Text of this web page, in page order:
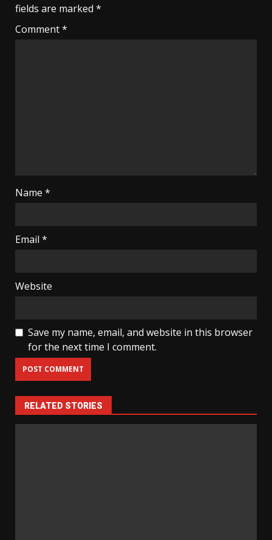
fields are marked *
Comment*
Name *
Email *
Website
Save my name, email, and website in this browser
for the next time I comment.
RELATED STORIES